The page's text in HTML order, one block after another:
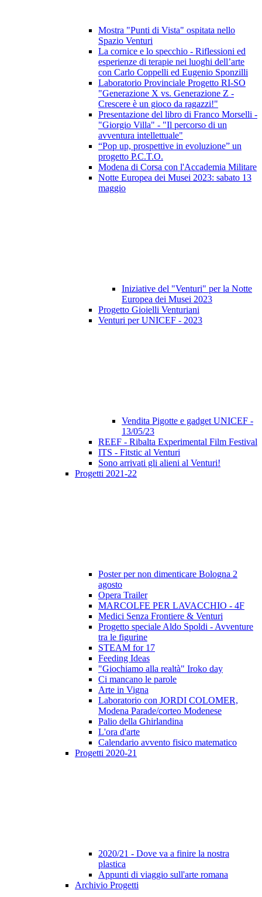
Mostra "Punti di Vista" ospitata nello
Spazio Venturi
La cornice e lo specchio - Riflessioni ed
esperienze di terapie nei luoghi dell’arte
con Carlo Coppelli ed Eugenio Sponzilli
Laboratorio Provinciale Progetto RI-SO
"Generazione X vs. Generazione Z -
Crescere è un gioco da ragazzi!"
Presentazione del libro di Franco Morselli -
"Giorgio Villa" - "Il percorso di un
avventura intellettuale"
“Pop up, prospettive in evoluzione” un
progetto P.C.T.O.
Modena di Corsa con l'Accademia Militare
Notte Europea dei Musei 2023: sabato 13
maggio
Iniziative del "Venturi" per la Notte
Europea dei Musei 2023
Progetto Gioielli Venturiani
Venturi per UNICEF - 2023
Vendita Pigotte e gadget UNICEF -
13/05/23
REEF - Ribalta Experimental Film Festival
ITS - Fitstic al Venturi
Sono arrivati gli alieni al Venturi!
Progetti 2021-22
Poster per non dimenticare Bologna 2
agosto
Opera Trailer
MARCOLFE PER LAVACCHIO - 4F
Medici Senza Frontiere & Venturi
Progetto speciale Aldo Spoldi - Avventure
tra le figurine
STEAM for 17
Feeding Ideas
"Giochiamo alla realtà" Iroko day
Ci mancano le parole
Arte in Vigna
Laboratorio con JORDI COLOMER,
Modena Parade/corteo Modenese
Palio della Ghirlandina
L'ora d'arte
Calendario avvento fisico matematico
Progetti 2020-21
2020/21 - Dove va a finire la nostra
plastica
Appunti di viaggio sull'arte romana
Archivio Progetti